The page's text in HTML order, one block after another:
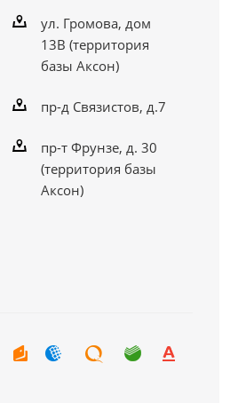
ул. Громова, дом
13В (территория
базы Аксон)
пр-д Связистов, д.7
пр-т Фрунзе, д. 30
(территория базы
Аксон)